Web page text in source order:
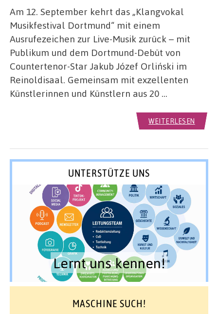
Am 12. September kehrt das „Klangvokal
Musikfestival Dortmund“ mit einem
Ausrufezeichen zur Live-Musik zurück – mit
Publikum und dem Dortmund-Debüt von
Countertenor-Star Jakub Józef Orliński im
Reinoldisaal. Gemeinsam mit exzellenten
Künstlerinnen und Künstlern aus 20 …
WEITERLESEN
UNTERSTÜTZE UNS
Lernt uns kennen!
MASCHINE SUCH!